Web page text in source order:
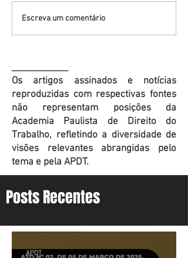
Escreva um comentário
____________
Os artigos assinados e notícias
reproduzidas com respectivas fontes
não representam posições da
Academia Paulista de Direito do
Trabalho, refletindo a diversidade de
visões relevantes abrangidas pelo
tema e pela APDT.
Posts Recentes
APDT